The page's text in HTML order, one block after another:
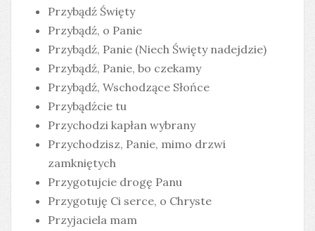
Przybądź Święty
Przybądź, o Panie
Przybądź, Panie (Niech Święty nadejdzie)
Przybądź, Panie, bo czekamy
Przybądź, Wschodzące Słońce
Przybądźcie tu
Przychodzi kapłan wybrany
Przychodzisz, Panie, mimo drzwi
zamkniętych
Przygotujcie drogę Panu
Przygotuję Ci serce, o Chryste
Przyjaciela mam